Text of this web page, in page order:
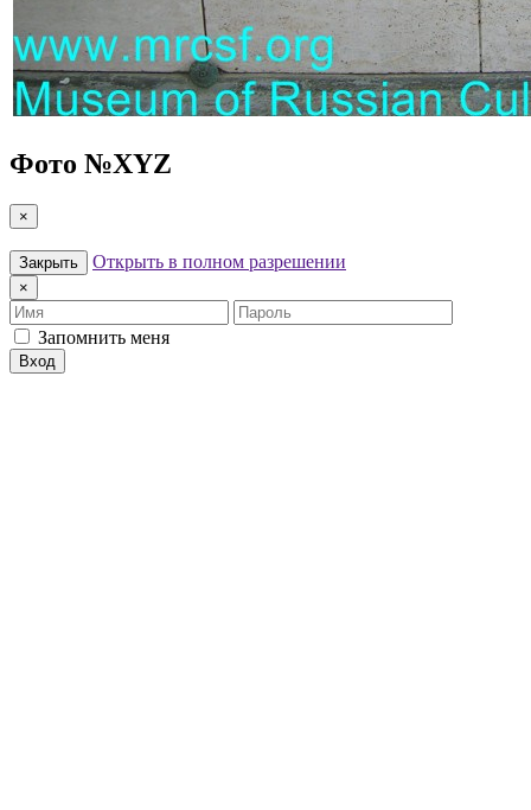
Фото №XYZ
×
Закрыть Открыть в полном разрешении
×
Имя
Пароль
Запомнить меня
Вход